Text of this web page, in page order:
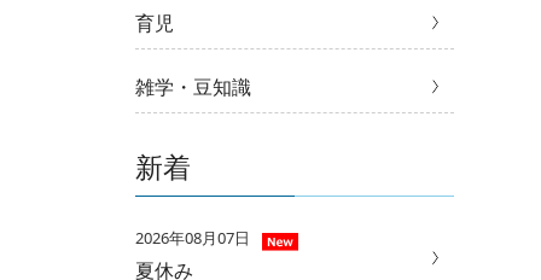
育児
雑学・豆知識
新着
2026年08月07日
夏休み